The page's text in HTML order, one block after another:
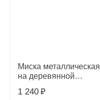
Миска металлическая
на деревянной
0,33л, 30261114
1 240 ₽